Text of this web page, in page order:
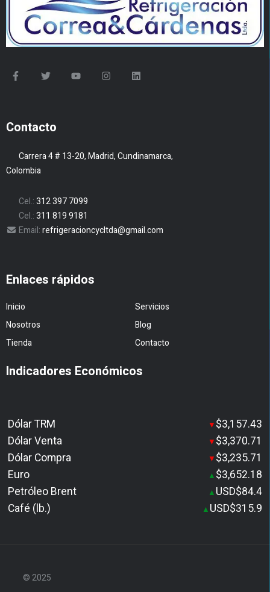
Contacto
Carrera 4 # 13-20, Madrid, Cundinamarca,
Colombia
Cel.:312 397 7099
Cel.:311 819 9181
Email:refrigeracioncycltda@gmail.com
Enlaces rápidos
Inicio
Servicios
Nosotros
Blog
Tienda
Contacto
Indicadores Económicos
Dólar TRM ▼ $3,157.43
Dólar Venta
▼ $3,370.71
Dólar Compra
▼ $3,235.71
Euro
▲ $3,652.18
Petróleo Brent
▲ USD$84.4
Café (lb.)
▲ USD$315.9
© 2025